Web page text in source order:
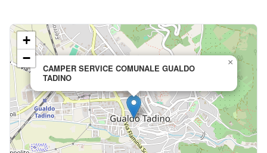
CAMPER SERVICE COMUNALE GUALDO
TADINO
×
+
−